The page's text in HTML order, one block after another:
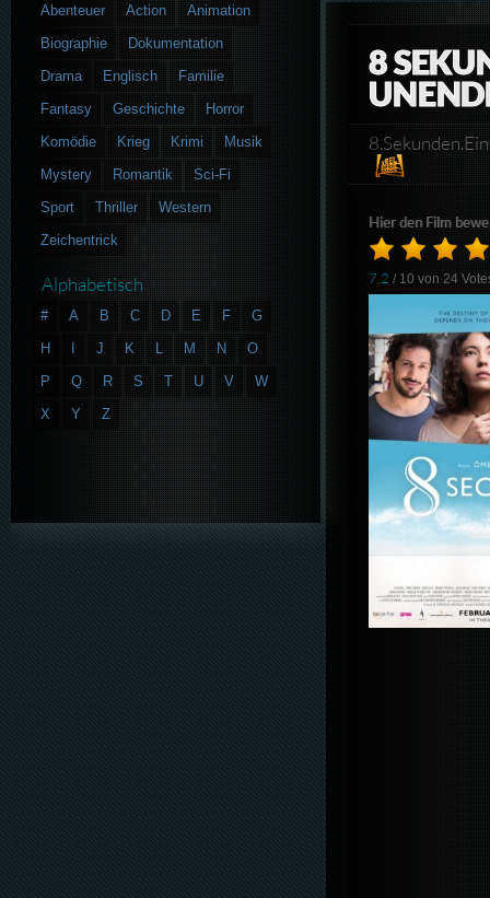
8
Hier den Film
7.2 / 10 von24
Abenteuer Action
Animation
Biographie
Dokumentation
Drama
Englisch
Familie
Fantasy
Geschichte
Horror
Komödie
Krieg Krimi
Musik
Mystery
Romantik
Sci-Fi
Sport
Thriller
Western
Zeichentrick
Alphabetisch
# A B C D E F
G
H
J K L M N
O
P
Q R S T U V
W
X
Y Z